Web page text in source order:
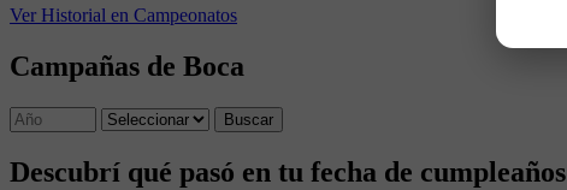
Ver Historial en Campeonatos
Campañas de Boca
Buscar
Descubrí qué pasó en tu fecha de cumpleaños